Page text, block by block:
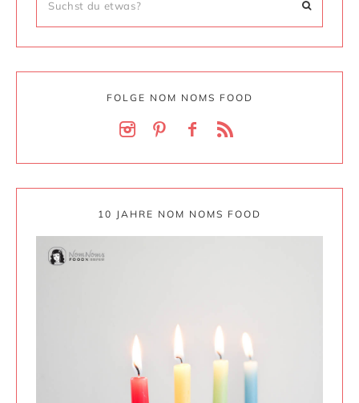
FOLGE NOM NOMS FOOD
10 JAHRE NOM NOMS FOOD